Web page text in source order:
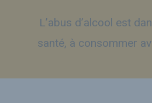
L’abus d’alcool est
santé, à consommer